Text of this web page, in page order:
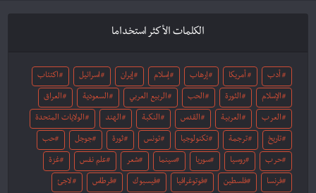
الكلمات الأكثر استخداما
أدب أمريكا إرهاب إسلام إيران اسرائيل اكتئاب
الإسلام الثورة الحب الربيع العربي السعودية العراق
العرب العربية القدس النكبة الهند الولايات المتحدة
تاريخ ترجمة تكنولوجيا تونس ثورة جوجل حب
حرب روسيا سوريا سينما شعر علم نفس غزة
فرنسا فلسطين فوتوغرافيا فيسبوك قرطاس لاجئ